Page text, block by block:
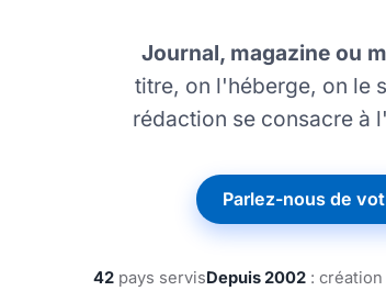
Journal, magazine ou
titre, on l'héberge, on le
rédaction se consacre à
Parlez-nous de
42 pays servisDepuis 2002 :